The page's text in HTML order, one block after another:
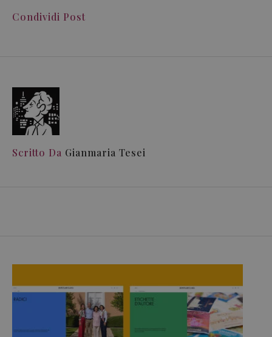
Condividi Post
Scritto Da Gianmaria Tesei